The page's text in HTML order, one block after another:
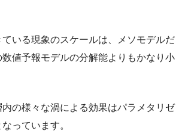
いる現象のスケールは、メソモデルだ
値予報モデルの分解能よりもかなり小
の様々な渦による効果はパラメタリゼ
っています。